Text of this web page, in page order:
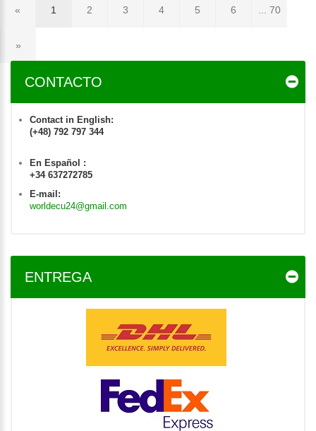
« 1 2 3 4 5 6 ... 70
»
CONTACTO
Contact in English:
(+48) 792 797 344
En Español :
+34 637272785
E-mail:
worldecu24@gmail.com
ENTREGA